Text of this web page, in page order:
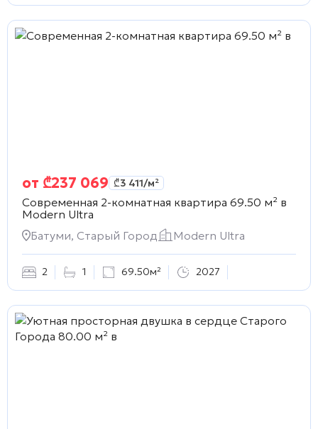
от ₾237 069 ₾3 411/м²
Современная 2-комнатная квартира 69.50 м² в
Modern Ultra
Батуми, Старый Город
Modern Ultra
2 1 69.50м² 2027